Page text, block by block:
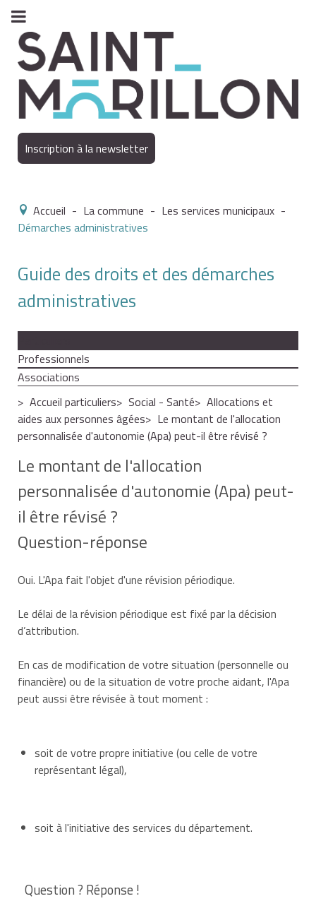
Inscription à la newsletter
Accueil - La commune - Les services municipaux -
Démarches administratives
Guide des droits et des démarches
administratives
Professionnels
Associations
Accueil particuliers
Social - Santé
Allocations et
aides aux personnes âgées
Le montant de l'allocation
personnalisée d'autonomie (Apa) peut-il être révisé ?
Le montant de l'allocation
personnalisée d'autonomie (Apa) peut-
il être révisé ?
Question-réponse
Oui. L'Apa fait l'objet d'une révision périodique.
Le délai de la révision périodique est fixé par la décision
d’attribution.
En cas de modification de votre situation (personnelle ou
financière) ou de la situation de votre proche aidant, l'Apa
peut aussi être révisée à tout moment :
soit de votre propre initiative (ou celle de votre
représentant légal),
soit à l'initiative des services du département.
Question ? Réponse !